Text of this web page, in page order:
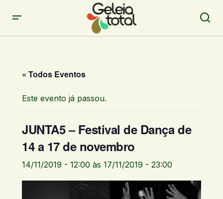
« Todos Eventos
Este evento já passou.
JUNTA5 – Festival de Dança de
14 a 17 de novembro
14/11/2019 - 12:00 às 17/11/2019 - 23:00